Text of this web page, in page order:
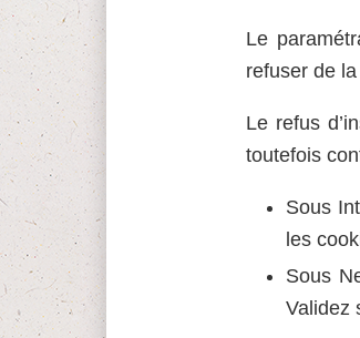
Le
refuser de
Le refus
toutefois
Sous
les
Sous
Validez